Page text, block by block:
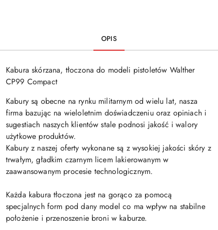
OPIS
Kabura skórzana, tłoczona do modeli pistoletów Walther
CP99 Compact
Kabury są obecne na rynku militarnym od wielu lat, nasza
firma bazując na wieloletnim doświadczeniu oraz opiniach i
sugestiach naszych klientów stale podnosi jakość i walory
użytkowe produktów.
Kabury z naszej oferty wykonane są z wysokiej jakości skóry z
trwałym, gładkim czarnym licem lakierowanym w
zaawansowanym procesie technologicznym.
Każda kabura tłoczona jest na gorąco za pomocą
specjalnych form pod dany model co ma wpływ na stabilne
położenie i przenoszenie broni w kaburze.